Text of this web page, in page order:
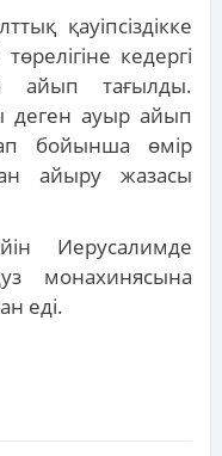
қауіпсіздікке
кедергі
айып тағылды.
деген ауыр айып
бойынша өмір
айыру жазасы
Иерусалимде
монахинясына
еді.